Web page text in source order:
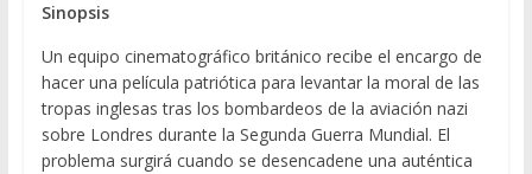
Sinopsis
Un equipo cinematográfico británico recibe el encargo de
hacer una película patriótica para levantar la moral de las
tropas inglesas tras los bombardeos de la aviación nazi
sobre Londres durante la Segunda Guerra Mundial. El
problema surgirá cuando se desencadene una auténtica